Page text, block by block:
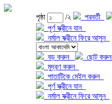
পৃষ্ঠা /২ পরবর্তী
পূর্ণ স্ক্রীনে যান
নর্মাল স্ক্রীনে ফিরে আসুন
বড় করুন
ছোট করুন
মুদ্রণ করুন
পাতাটিকে মেইল করুন
পূর্ণ স্ক্রীনে যান
নর্মাল স্ক্রীনে ফিরে আসুন